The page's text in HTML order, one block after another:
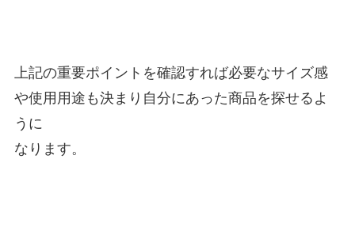
上記の重要ポイントを確認すれば必要なサイズ感
や使用用途も決まり自分にあった商品を探せるよ
うに
なります。